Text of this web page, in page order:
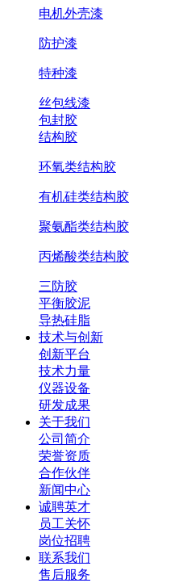
电机外壳漆
防护漆
特种漆
丝包线漆
包封胶
结构胶
环氧类结构胶
有机硅类结构胶
聚氨酯类结构胶
丙烯酸类结构胶
三防胶
平衡胶泥
导热硅脂
技术与创新
创新平台
技术力量
仪器设备
研发成果
关于我们
公司简介
荣誉资质
合作伙伴
新闻中心
诚聘英才
员工关怀
岗位招聘
联系我们
售后服务